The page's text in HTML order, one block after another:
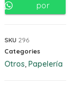
por
SKU 296
Categories
Otros Papelería